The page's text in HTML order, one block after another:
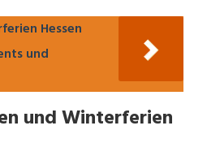
Hessen
und
und Winterferien